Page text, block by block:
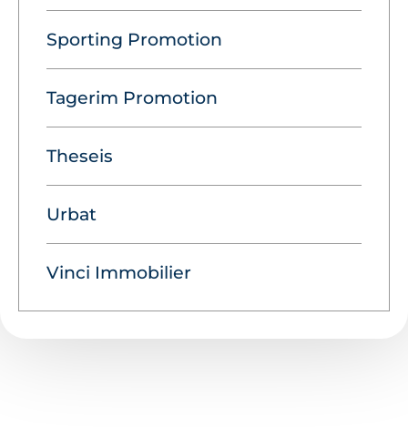
Sporting Promotion
Tagerim Promotion
Theseis
Urbat
Vinci Immobilier